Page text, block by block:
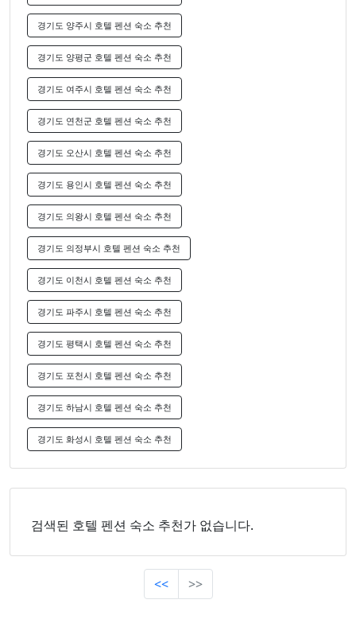
경기도 양주시 호텔 펜션 숙소 추천
경기도 양평군 호텔 펜션 숙소 추천
경기도 여주시 호텔 펜션 숙소 추천
경기도 연천군 호텔 펜션 숙소 추천
경기도 오산시 호텔 펜션 숙소 추천
경기도 용인시 호텔 펜션 숙소 추천
경기도 의왕시 호텔 펜션 숙소 추천
경기도 의정부시 호텔 펜션 숙소 추천
경기도 이천시 호텔 펜션 숙소 추천
경기도 파주시 호텔 펜션 숙소 추천
경기도 평택시 호텔 펜션 숙소 추천
경기도 포천시 호텔 펜션 숙소 추천
경기도 하남시 호텔 펜션 숙소 추천
경기도 화성시 호텔 펜션 숙소 추천
검색된 호텔 펜션 숙소 추천가 없습니다.
<< >>